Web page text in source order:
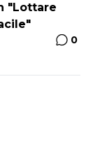
"Lottare
0